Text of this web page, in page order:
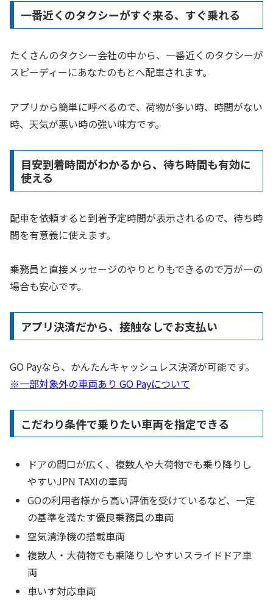
一番近くのタクシーがすぐ来る、すぐ乗れる
たくさんのタクシー会社の中から、一番近くのタクシーが
スピーディーにあなたのもとへ配車されます。
アプリから簡単に呼べるので、荷物が多い時、時間がない
時、天気が悪い時の強い味方です。
目安到着時間がわかるから、待ち時間も有効に
使える
配車を依頼すると到着予定時間が表示されるので、待ち時
間を有意義に使えます。
乗務員と直接メッセージのやりとりもできるので万が一の
場合も安心です。
アプリ決済だから、接触なしでお支払い
GO Payなら、かんたんキャッシュレス決済が可能です。
※一部対象外の車両あり GO Payについて
こだわり条件で乗りたい車両を指定できる
ドアの間口が広く、複数人や大荷物でも乗り降りし
やすいJPN TAXIの車両
GOの利用者様から高い評価を受けているなど、一定
の基準を満たす優良乗務員の車両
空気清浄機の搭載車両
複数人・大荷物でも乗降りしやすいスライドドア車
両
車いす対応車両